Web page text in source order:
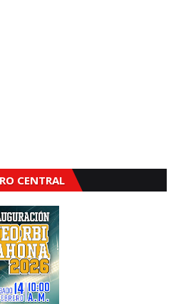
CENTRAL